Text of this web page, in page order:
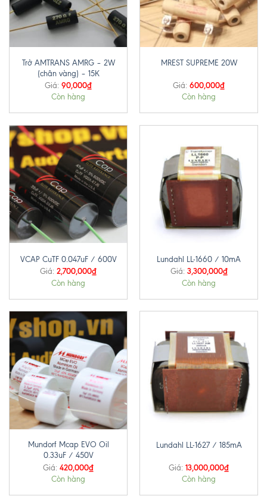
Trở AMTRANS AMRG – 2W
(chân vàng) – 15K
Giá: 90,000₫
Còn hàng
MREST SUPREME 20W
Giá: 600,000₫
Còn hàng
VCAP CuTF 0.047uF / 600V
Giá: 2,700,000₫
Còn hàng
Lundahl LL-1660 / 10mA
Giá: 3,300,000₫
Còn hàng
Mundorf Mcap EVO Oil
0.33uF / 450V
Giá: 420,000₫
Còn hàng
Lundahl LL-1627 / 185mA
Giá: 13,000,000₫
Còn hàng